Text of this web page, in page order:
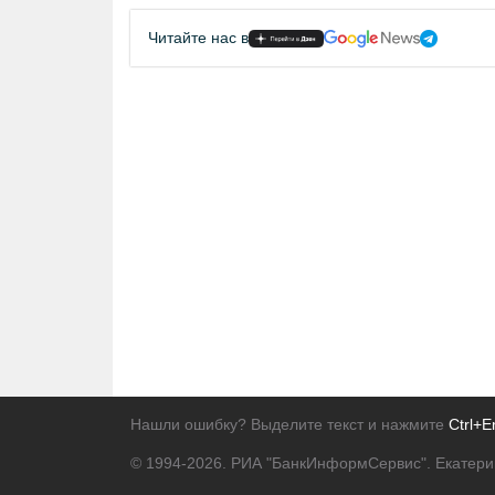
Читайте нас в
Нашли ошибку? Выделите текст и нажмите
© 1994-2026. РИА "БанкИнформСервис".